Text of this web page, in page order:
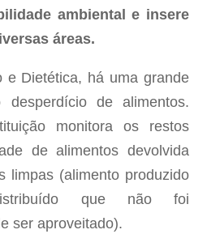
ambiental e insere
áreas.
e Dietética, há uma grande
desperdício de alimentos.
monitora os restos
de alimentos devolvida
limpas (alimento produzido
que não foi
ser aproveitado).